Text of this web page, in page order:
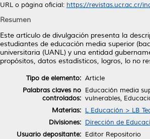
URL o página oficial: https://revistas.ucr.ac.cr/
Resumen
Este artículo de divulgación presenta la
estudiantes de educación media superior
universitaria (UANL) y una entidad
propósitos, datos estadísticos, logros, lo no
Tipo de elemento: Article
Palabras claves no
controlados:
Educación media
vulnerables,
Materias: L Educación > LB
Divisiones: Dirección de
Usuario depositante: Editor Repositorio